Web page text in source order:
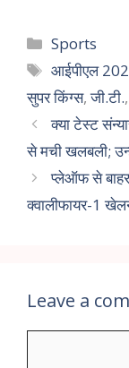
Sports
आईपीएल
सुपर किंग्स,जी.टी.
क्या टेस्ट
से मची खलबली;
प्लेऑफ से बाहर
क्वालीफायर-1
Leave a